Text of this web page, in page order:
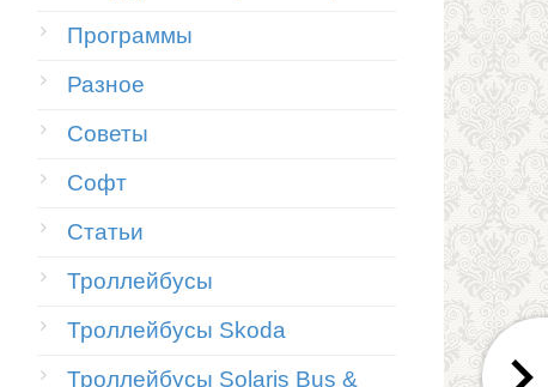
Программы
Разное
Советы
Софт
Статьи
Троллейбусы
Троллейбусы Skoda
Троллейбусы Solaris Bus &